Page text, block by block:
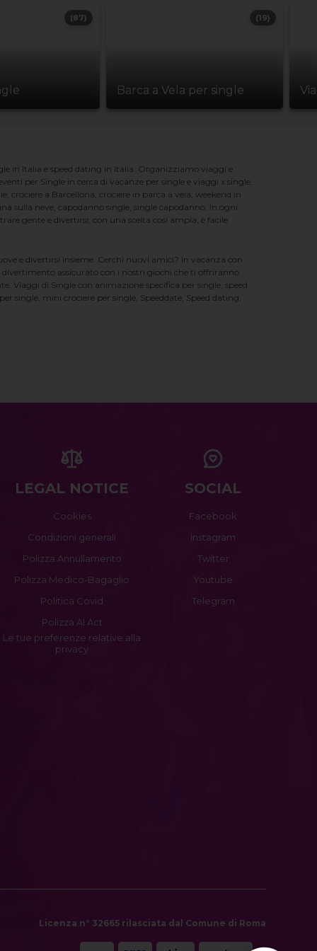
(87)
Barca a Vela per single
(19)
in Italia e speed dating in Italia. Organizziamo viaggi e
per Single in cerca di vacanze per single e viaggi x single.
crociere a Barcellona, crociere in barca a vela, weekend in
sulla neve, capodanno single, single capodanno. In ogni
gente e divertirsi; con una scelta cosi ampia, è facile
e divertirsi insieme. Cerchi nuovi amici? In vacanza con
assicurato con i nostri giochi che ti offriranno
Viaggi di Single con animazione specifica per single, speed
single, mini crociere per single, Speeddate, Speed dating,
LEGAL NOTICE
Cookies
Condizioni generali
Polizza Annullamento
Polizza Medico-Bagaglio
Politica Covid
Polizza AI Act
Le tue preferenze relative alla
privacy
SOCIAL
Facebook
Instagram
Twitter
Youtube
Telegram
Licenza n° 32665 rilasciata dal Comune di Roma